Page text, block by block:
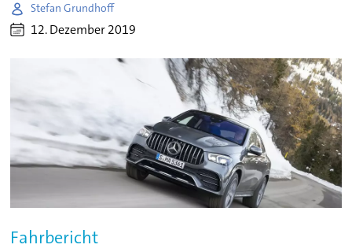
Stefan Grundhoff
12. Dezember 2019
Fahrbericht